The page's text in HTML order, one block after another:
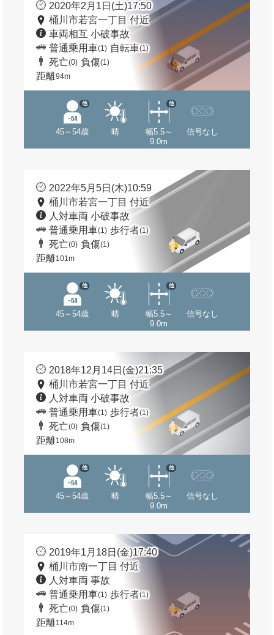
2020年2月1日(土)17:50
桶川市若宮一丁目 付近
車両相互 小破事故
普通乗用車(1) 自転車(1)
死亡(0) 負傷(1)
距離94m
45～54歳
他
晴
幅5.5～
9.0m
他
信号なし
2022年5月5日(木)10:59
桶川市若宮一丁目 付近
人対車両 小破事故
普通乗用車(1) 歩行者(1)
死亡(0) 負傷(1)
距離101m
45～54歳
他
晴
幅5.5～
9.0m
他
信号なし
2018年12月14日(金)21:35
桶川市若宮一丁目 付近
人対車両 小破事故
普通乗用車(1) 歩行者(1)
死亡(0) 負傷(1)
距離108m
45～54歳
他
晴
幅5.5～
9.0m
他
信号なし
2019年1月18日(金)17:40
桶川市南一丁目 付近
人対車両 事故
普通乗用車(1) 歩行者(1)
死亡(0) 負傷(1)
距離114m